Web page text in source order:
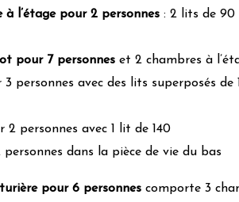
à l’étage pour 2 personnes : 2 lits de 90
pour 7 personnes et 2 chambres à
3 personnes avec des lits superposés
2 personnes avec 1 lit de 140
dans la pièce de vie du bas
pour 6 personnes comporte 3